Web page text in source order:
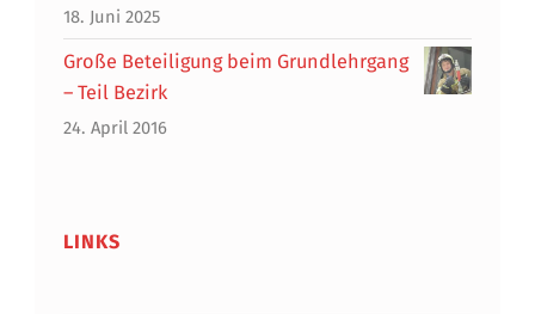
18. Juni 2025
Große Beteiligung beim Grundlehrgang
– Teil Bezirk
24. April 2016
LINKS